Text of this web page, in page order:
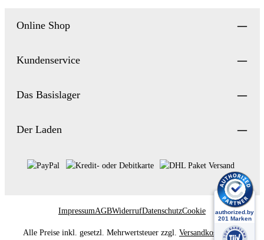
Online Shop
Kundenservice
Das Basislager
Der Laden
ImpressumAGBWiderrufDatenschutzCookie
Alle Preise inkl. gesetzl. Mehrwertsteuer zzgl. Versandkostenund